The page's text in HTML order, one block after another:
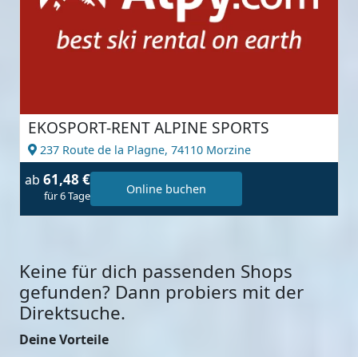
EKOSPORT-RENT ALPINE SPORTS
237 Route de la Plagne, 74110 Morzine
ab 61,48 €
für 6 Tage Online buchen
Keine für dich passenden Shops
gefunden? Dann probiers mit der
Direktsuche.
Deine Vorteile